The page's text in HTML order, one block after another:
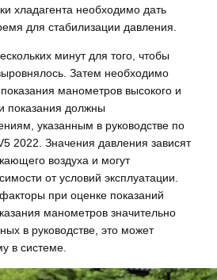
хладагента необходимо дать
для стабилизации давления.
минут для того, чтобы
Затем необходимо
манометров высокого и
показания должны
указанным в руководстве по
2022. Значения давления зависят
воздуха и могут
от условий эксплуатации.
при оценке показаний
манометров значительно
в руководстве, это может
в системе.